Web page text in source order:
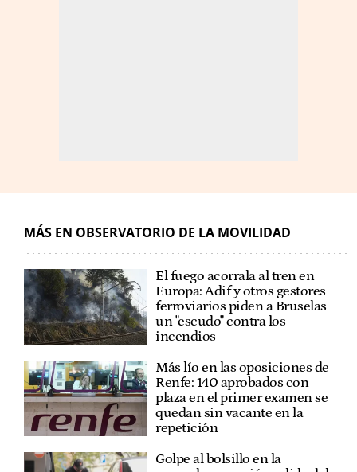
MÁS EN OBSERVATORIO DE LA MOVILIDAD
El fuego acorrala al tren en
Europa: Adif y otros gestores
ferroviarios piden a Bruselas
un "escudo" contra los
incendios
Más lío en las oposiciones de
Renfe: 140 aprobados con
plaza en el primer examen se
quedan sin vacante en la
repetición
Golpe al bolsillo en la